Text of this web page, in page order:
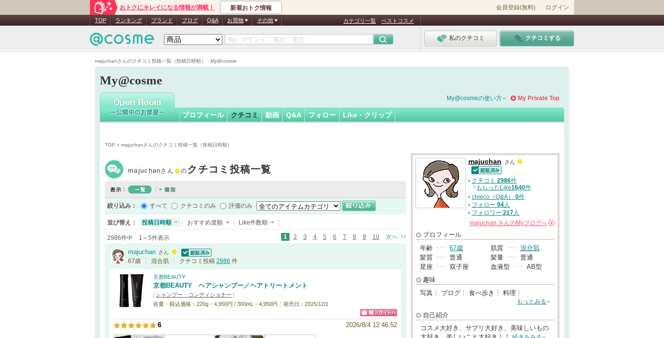
majuchanさんのクチコミ投稿一覧（投稿日時順） - My@cosme
おトクにキレイになる情報が満載！ 新着おトク情報 会員登録(無料) ログイン
TOP ランキング ブランド ブログ Q&A お買物 その他 カテゴリ一覧 ベストコスメ
私のクチコミ クチコミする
My@cosme
majuchanさん
認
証
My Private Top
My@cosmeの使い方
プロフィール クチコミ 動画 Q&A フォロー Like・クリップ
TOP > majuchanさんのクチコミ投稿一覧（投稿日時順）
majuchanさん のクチコミ投稿一覧
絞り込み： すべて クチコミのみ 評価のみ
並び替え： 投稿日時順 おすすめ度順 Like件数順
2986件中 1～5件表示 1 2 3 4 5 6 7 8 9 10 次へ
majuchan さん
認証済
67歳 混合肌 クチコミ投稿 2986 件
京都BEAUTY
京都BEAUTY ヘアシャンプー／ヘアトリートメント
[ シャンプー・コンディショナー ]
容量・税込価格：220g・4,950円 / 300mL・4,950円
発売日：2025/12/1
6 2026/8/4 12:46:52
majuchan さん
認証済
クチコミ 2986件
└もらったLike1640件
chieco（Q&A） 0件
フォロー 94人
フォロワー 217人
majuchan さんのMyブログへ
プロフィール
年齢 ･･･ 67歳 肌質 ･･･ 混合肌
髪質 ･･･ 普通 髪量 ･･･ 普通
星座 ･･･ 双子座 血液型 ･･･ AB型
趣味
写真
ブログ 食べ歩き 料理
もっとみる
自己紹介
コスメ大好き、サプリ大好き、美味しいもの